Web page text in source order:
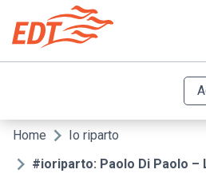
contenuto
principale
Briciole
di
Home
Io riparto
#ioriparto: Paolo Di Paolo –